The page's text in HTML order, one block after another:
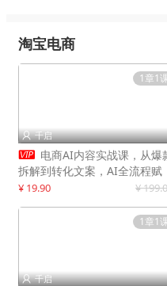
淘宝电商
1章1
 千启
 电商AI内容实战课，从爆
拆解到转化文案，AI全流程赋
能，解放人力，单月节省内容
¥ 19.90 ¥
1章1
 千启